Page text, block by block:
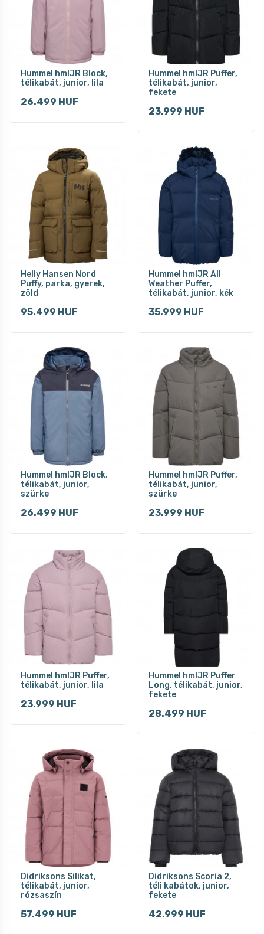
Hummel hmlJR Block,
télikabát, junior, lila
26.499 HUF
Hummel hmlJR Puffer,
télikabát, junior,
fekete
23.999 HUF
Helly Hansen Nord
Puffy, parka, gyerek,
zöld
95.499 HUF
Hummel hmlJR All
Weather Puffer,
télikabát, junior, kék
35.999 HUF
Hummel hmlJR Block,
télikabát, junior,
szürke
26.499 HUF
Hummel hmlJR Puffer,
télikabát, junior,
szürke
23.999 HUF
Hummel hmlJR Puffer,
télikabát, junior, lila
23.999 HUF
Hummel hmlJR Puffer
Long, télikabát, junior,
fekete
28.499 HUF
Didriksons Silikat,
télikabát, junior,
rózsaszín
57.499 HUF
Didriksons Scoria 2,
téli kabátok, junior,
fekete
42.999 HUF